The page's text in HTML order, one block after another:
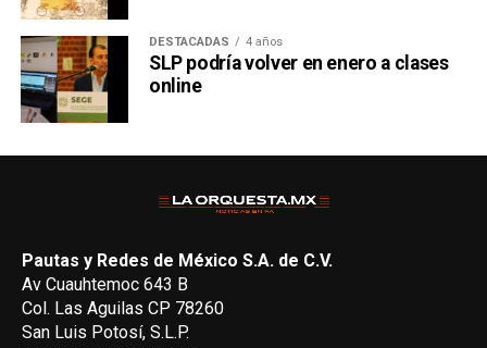
DESTACADAS 4 años
SLP podría volver en enero a clases
online
Pautas y Redes de México S.A. de C.V.
Av Cuauhtemoc 643 B
Col. Las Aguilas CP 78260
San Luis Potosí, S.L.P.